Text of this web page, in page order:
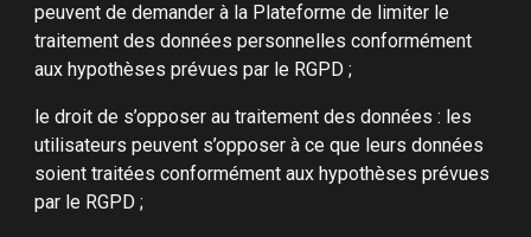
peuvent de demander à la Plateforme de limiter le
traitement des données personnelles conformément
aux hypothèses prévues par le RGPD ;
le droit de s’opposer au traitement des données : les
utilisateurs peuvent s’opposer à ce que leurs données
soient traitées conformément aux hypothèses prévues
par le RGPD ;